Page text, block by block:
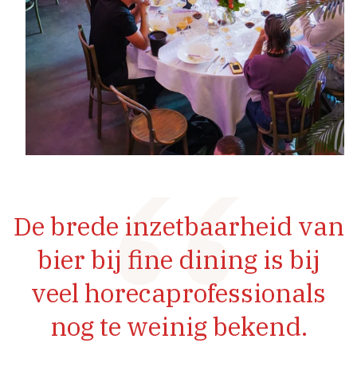
De brede inzetbaarheid van
bier bij fine dining is bij
veel horecaprofessionals
nog te weinig bekend.